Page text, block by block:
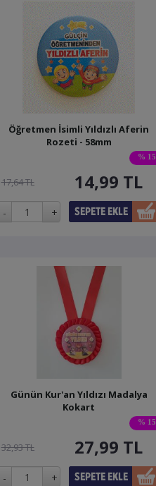
% 15
Öğretmen İsimli Yıldızlı Aferin
Rozeti - 58mm
17,64 TL 14,99 TL
% 15
Günün Kur'an Yıldızı Madalya
Kokart
32,93 TL 27,99 TL